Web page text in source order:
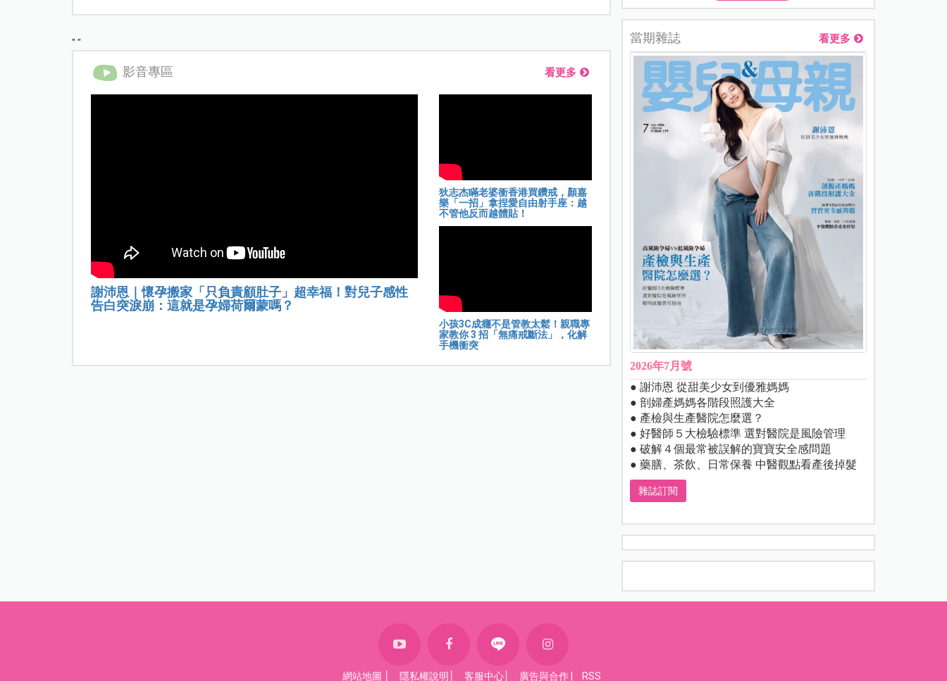
" "
影音專區 看更多
謝沛恩｜懷孕搬家「只負責顧肚子」超幸福！對兒子感性
告白突淚崩：這就是孕婦荷爾蒙嗎？
狄志杰瞞老婆衝香港買鑽戒，顏嘉
樂「一招」拿捏愛自由射手座：越
不管他反而越體貼！
小孩3C成癮不是管教太鬆！親職專
家教你 3 招「無痛戒斷法」，化解
手機衝突
當期雜誌 看更多
2026年7月號
● 謝沛恩 從甜美少女到優雅媽媽
● 剖婦產媽媽各階段照護大全
● 產檢與生產醫院怎麼選？
● 好醫師５大檢驗標準 選對醫院是風險管理
● 破解４個最常被誤解的寶寶安全感問題
● 藥膳、茶飲、日常保養 中醫觀點看產後掉髮
雜誌訂閱
網站地圖 隱私權說明 客服中心 廣告與合作 RSS